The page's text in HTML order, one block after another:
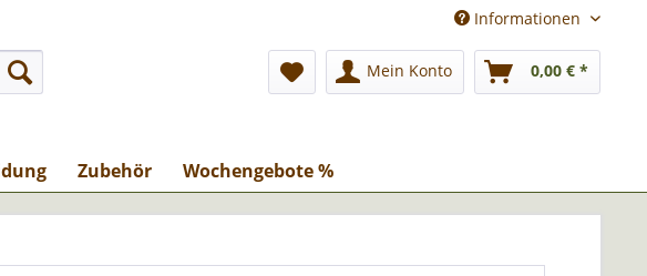
Informationen
Mein Konto 0,00 € *
Zubehör Wochengebote %